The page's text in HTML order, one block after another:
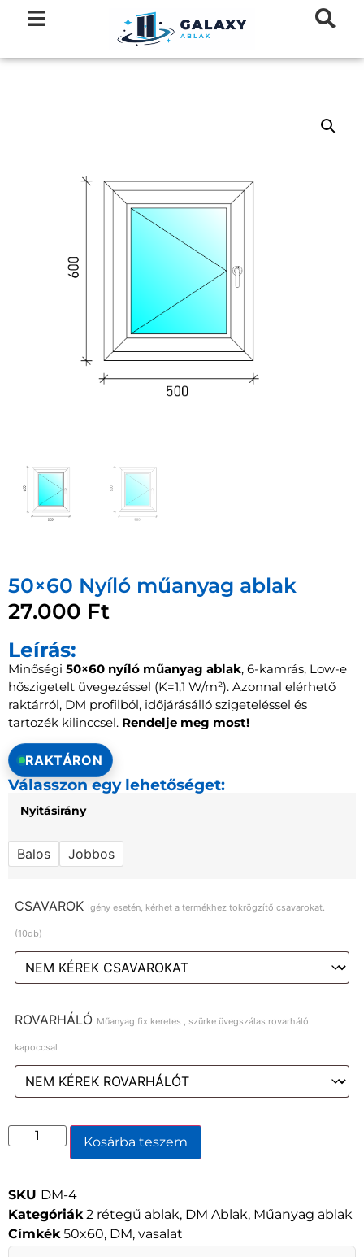
50×60 Nyíló műanyag ablak
27.000 Ft
Leírás:
Minőségi 50×60 nyíló műanyag ablak, 6-kamrás, Low-e
hőszigetelt üvegezéssel (K=1,1 W/m²). Azonnal elérhető
raktárról, DM profilból, időjárásálló szigeteléssel és
tartozék kilinccsel. Rendelje meg most!
RAKTÁRON
Válasszon egy lehetőséget:
Nyitásirány
Balos Jobbos
CSAVAROK Igény esetén, kérhet a termékhez tokrögzítő csavarokat.
(10db)
ROVARHÁLÓ Műanyag fix keretes , szürke üvegszálas rovarháló
kapoccsal
Kosárba teszem
SKU DM-4
Kategóriák 2 rétegű ablak, DM Ablak, Műanyag ablak
Címkék 50x60, DM, vasalat